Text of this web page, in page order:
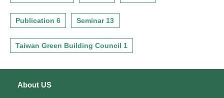
Publication 6 Seminar 13
Taiwan Green Building Council 1
About US